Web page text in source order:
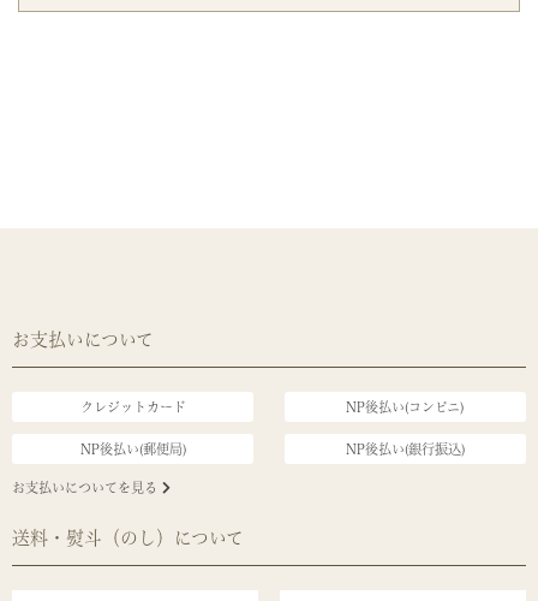
お支払いについて
クレジットカード NP後払い(コンビニ)
NP後払い(郵便局) NP後払い(銀行振込)
お支払いについてを見る
送料・熨斗（のし）について